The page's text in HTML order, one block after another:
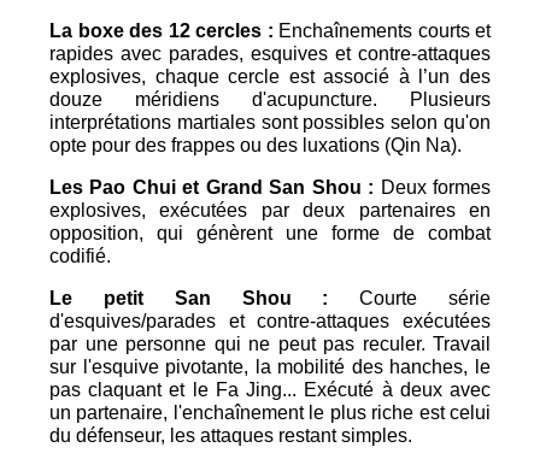
La boxe des 12 cercles : Enchaînements courts et
rapides avec parades, esquives et contre-attaques
explosives, chaque cercle est associé à l’un des
douze méridiens d'acupuncture. Plusieurs
interprétations martiales sont possibles selon qu'on
opte pour des frappes ou des luxations (Qin Na).
Les Pao Chui et Grand San Shou : Deux formes
explosives, exécutées par deux partenaires en
opposition, qui génèrent une forme de combat
codifié.
Le petit San Shou :Courte série
d'esquives/parades et contre-attaques exécutées
par une personne qui ne peut pas reculer. Travail
sur l'esquive pivotante, la mobilité des hanches, le
pas claquant et le Fa Jing... Exécuté à deux avec
un partenaire, l'enchaînement le plus riche est celui
du défenseur, les attaques restant simples.